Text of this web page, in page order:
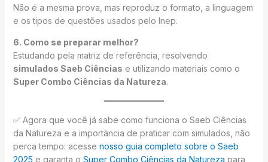
Não é a mesma prova, mas reproduz o formato, a linguagem
e os tipos de questões usados pelo Inep.
6. Como se preparar melhor?
Estudando pela matriz de referência, resolvendo
simulados Saeb Ciências e utilizando materiais como o
Super Combo Ciências da Natureza.
✅ Agora que você já sabe como funciona o Saeb Ciências
da Natureza e a importância de praticar com simulados, não
perca tempo: acesse nosso guia completo sobre o Saeb
2025 e garanta o Super Combo Ciências da Natureza para